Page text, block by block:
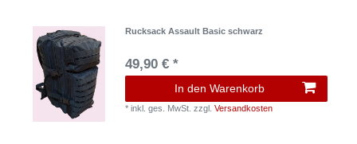
Rucksack Assault Basic schwarz
49,90 € *
In den Warenkorb
*inkl. ges. MwSt. zzgl.Versandkosten